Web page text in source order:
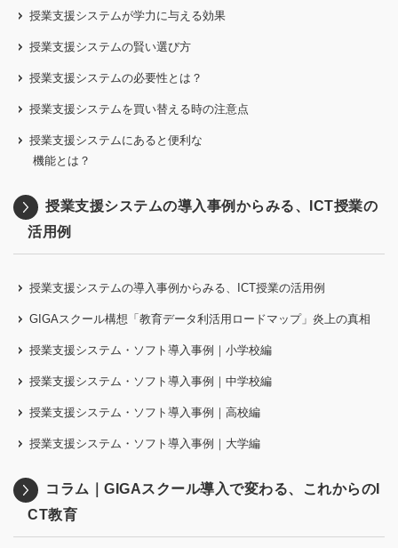
授業支援システムが学力に与える効果
授業支援システムの賢い選び方
授業支援システムの必要性とは？
授業支援システムを買い替える時の注意点
授業支援システムにあると便利な
機能とは？
授業支援システムの導入事例からみる、ICT授業の
活用例
授業支援システムの導入事例からみる、ICT授業の活用例
GIGAスクール構想「教育データ利活用ロードマップ」炎上の真相
授業支援システム・ソフト導入事例｜小学校編
授業支援システム・ソフト導入事例｜中学校編
授業支援システム・ソフト導入事例｜高校編
授業支援システム・ソフト導入事例｜大学編
コラム｜GIGAスクール導入で変わる、これからのI
CT教育